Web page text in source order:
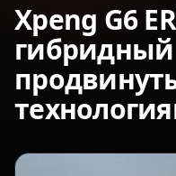
Xpeng G6
гибридный